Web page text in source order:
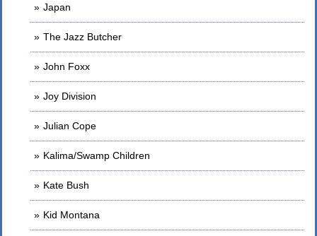
Japan
The Jazz Butcher
John Foxx
Joy Division
Julian Cope
Kalima/Swamp Children
Kate Bush
Kid Montana